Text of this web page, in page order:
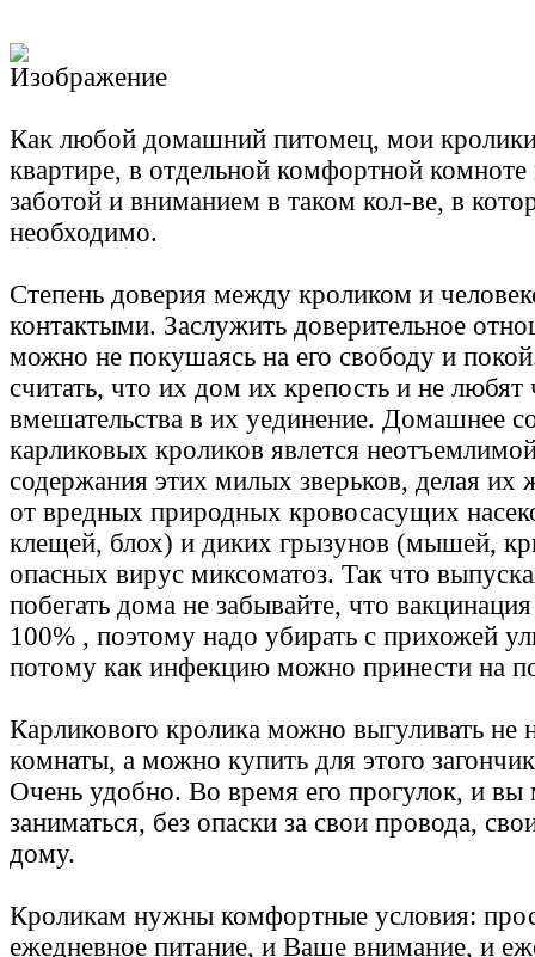
Как любой домашний питомец, мои
квартире, в отдельной комфортной
заботой и вниманием в таком кол-ве, в
необходимо.
Степень доверия между кроликом и
контактыми. Заслужить доверительное
можно не покушаясь на его свободу и
считать, что их дом их крепость и не любят
вмешательства в их уединение. Домашнее
карликовых кроликов явлется
содержания этих милых зверьков, делая
от вредных природных кровосасущих
клещей, блох) и диких грызунов (мышей,
опасных вирус миксоматоз. Так что
побегать дома не забывайте, что
100% , поэтому надо убирать с прихожей
потому как инфекцию можно принести на
Карликового кролика можно выгуливать не
комнаты, а можно купить для этого
Очень удобно. Во время его прогулок, и вы
заниматься, без опаски за свои провода,
дому.
Кроликам нужны комфортные условия:
ежедневное питание, и Ваше внимание, и